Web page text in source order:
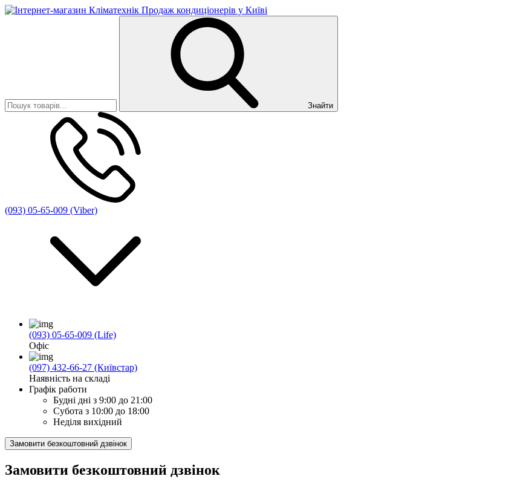
Знайти
(093) 05-65-009 (Viber)
(093) 05-65-009 (Life)
Офіс
(097) 432-66-27 (Київстар)
Наявність на складі
Графік работи
Будні дні з 9:00 до 21:00
Субота з 10:00 до 18:00
Неділя вихідний
Замовити безкоштовний дзвінок
Замовити безкоштовний дзвінок